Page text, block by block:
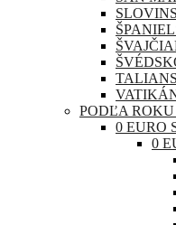
PODĽA
0 EURO
0